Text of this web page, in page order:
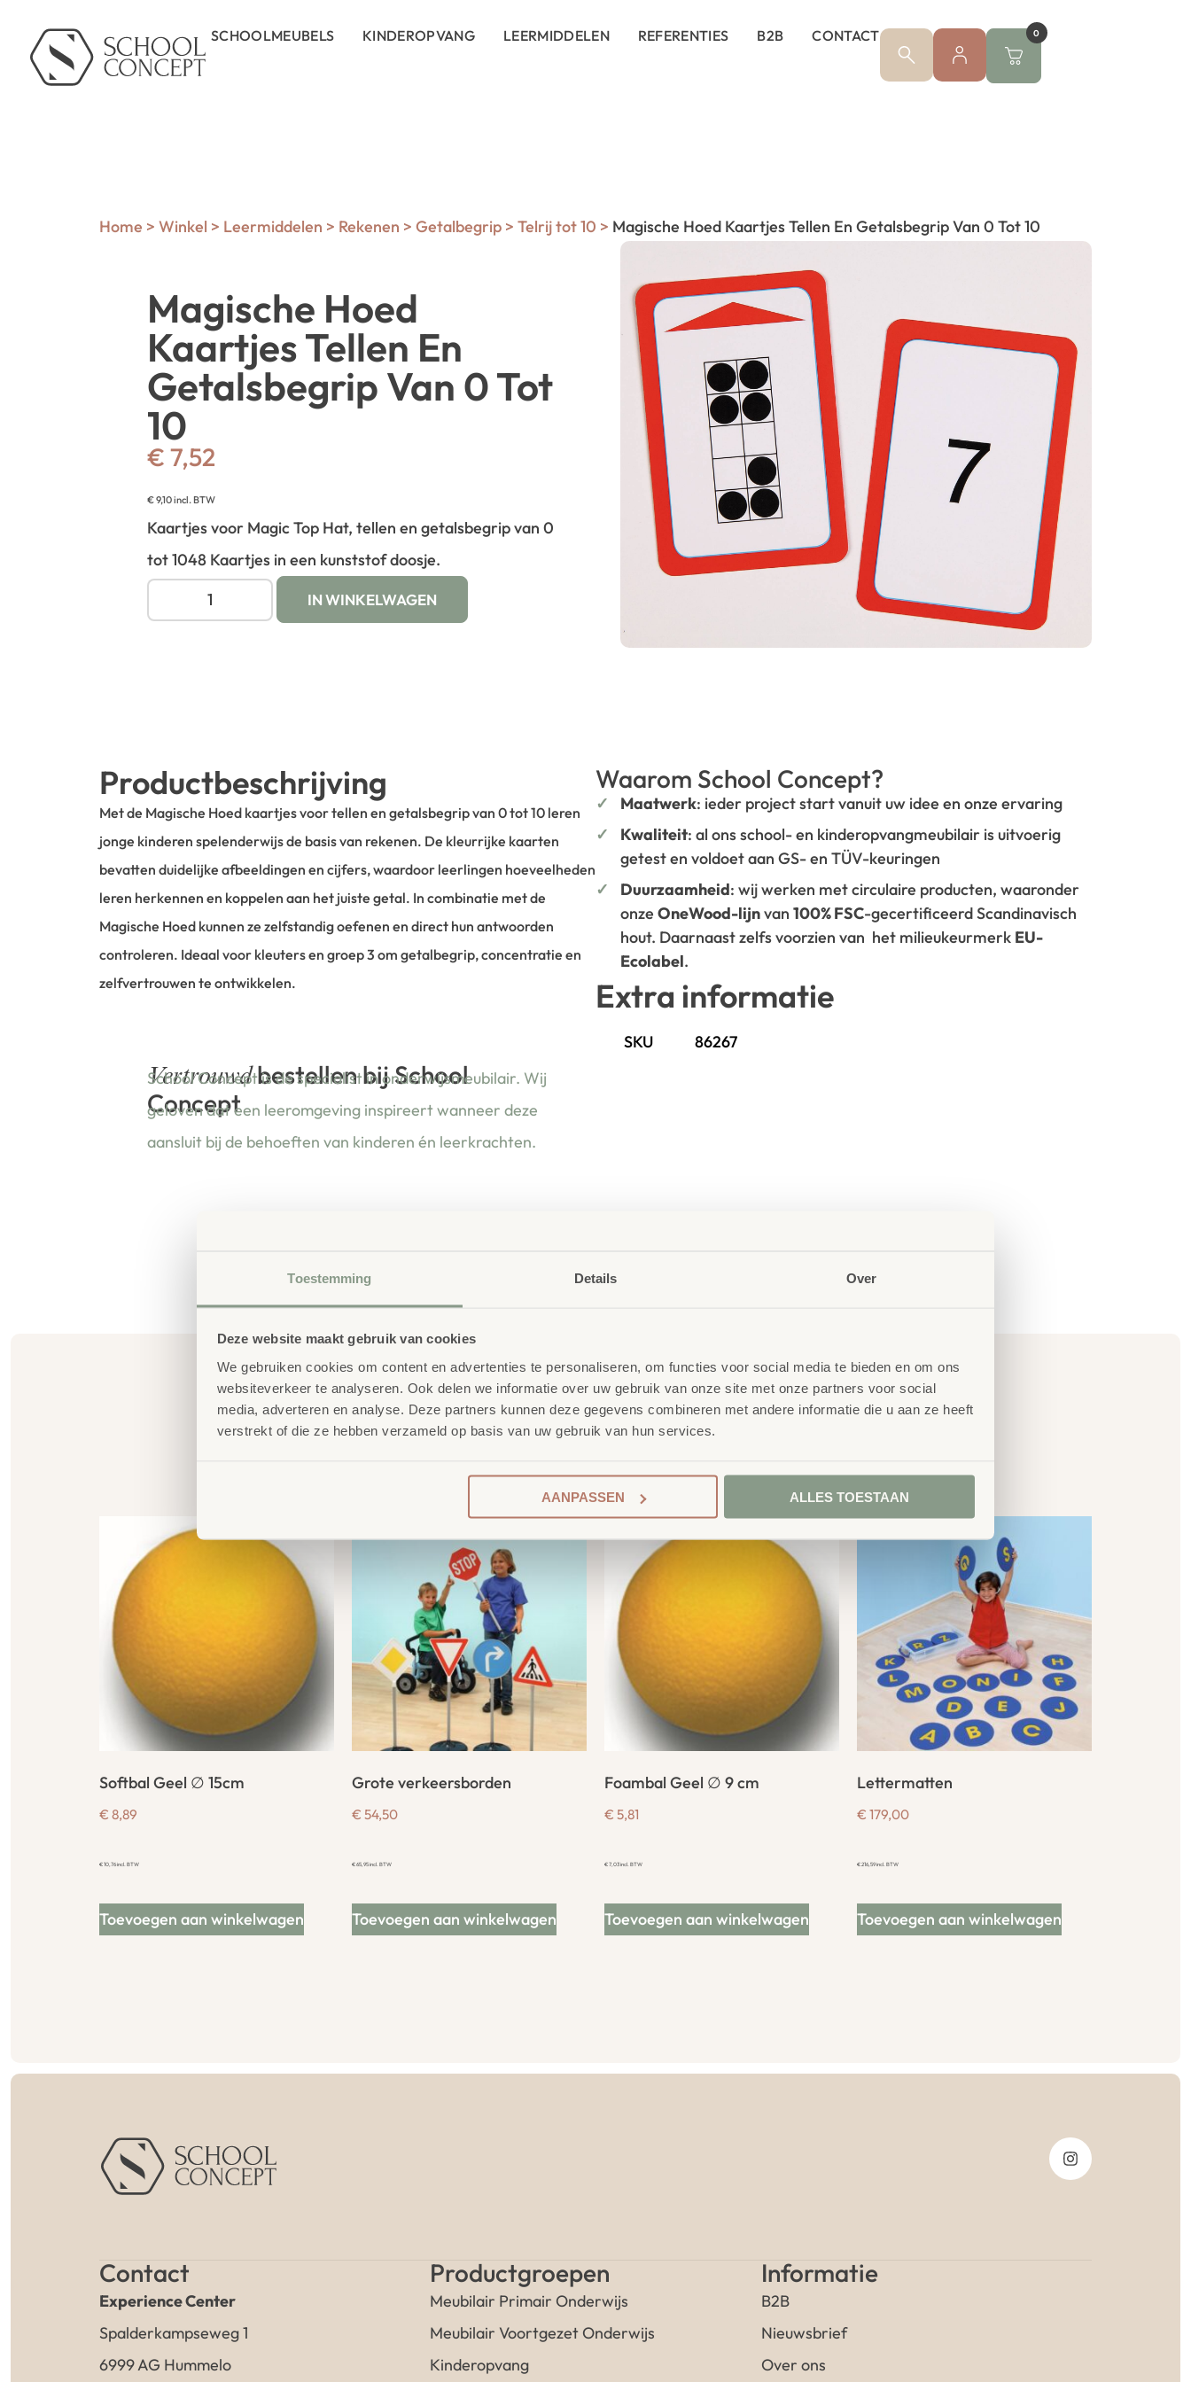
Toestemming Details Over
Deze website maakt gebruik van cookies
We gebruiken cookies om content en advertenties te personaliseren, om functies voor social media te bieden en om ons
websiteverkeer te analyseren. Ook delen we informatie over uw gebruik van onze site met onze partners voor social
media, adverteren en analyse. Deze partners kunnen deze gegevens combineren met andere informatie die u aan ze heeft
verstrekt of die ze hebben verzameld op basis van uw gebruik van hun services.
AANPASSEN ALLES TOESTAAN
SCHOOLMEUBELS KINDEROPVANG LEERMIDDELEN REFERENTIES B2B CONTACT 0
Home > Winkel > Leermiddelen > Rekenen > Getalbegrip > Telrij tot 10 > Magische Hoed Kaartjes Tellen En Getalsbegrip Van 0 Tot 10
Magische Hoed
Kaartjes Tellen En
Getalsbegrip Van 0 Tot
10
€ 7,52
€9,10incl. BTW
Kaartjes voor Magic Top Hat, tellen en getalsbegrip van 0
tot 1048 Kaartjes in een kunststof doosje.
IN WINKELWAGEN
Productbeschrijving
Met de Magische Hoed kaartjes voor tellen en getalsbegrip van 0 tot 10 leren
jonge kinderen spelenderwijs de basis van rekenen. De kleurrijke kaarten
bevatten duidelijke afbeeldingen en cijfers, waardoor leerlingen hoeveelheden
leren herkennen en koppelen aan het juiste getal. In combinatie met de
Magische Hoed kunnen ze zelfstandig oefenen en direct hun antwoorden
controleren. Ideaal voor kleuters en groep 3 om getalbegrip, concentratie en
zelfvertrouwen te ontwikkelen.
Vertrouwdbestellen bij School
Concept
School Concept is de specialist in onderwijsmeubilair. Wij
geloven dat een leeromgeving inspireert wanneer deze
aansluit bij de behoeften van kinderen én leerkrachten.
Waarom School Concept?
Maatwerk: ieder project start vanuit uw idee en onze ervaring
Kwaliteit: al ons school- en kinderopvangmeubilair is uitvoerig
getest en voldoet aan GS- en TÜV-keuringen
Duurzaamheid: wij werken met circulaire producten, waaronder
onze OneWood-lijnvan 100% FSC-gecertificeerd Scandinavisch
hout. Daarnaast zelfs voorzien van het milieukeurmerk EU-
Ecolabel.
Extra informatie
SKU 86267
Gerelateerdeproducten
Softbal Geel ∅ 15cm
€ 8,89
€10,76incl. BTW
Toevoegen aan winkelwagen
Grote verkeersborden
€ 54,50
€65,95incl. BTW
Toevoegen aan winkelwagen
Foambal Geel ∅ 9 cm
€ 5,81
€7,03incl. BTW
Toevoegen aan winkelwagen
Lettermatten
€ 179,00
€216,59incl. BTW
Toevoegen aan winkelwagen
Contact
Experience Center
Spalderkampseweg 1
6999 AG Hummelo
Productgroepen
Meubilair Primair Onderwijs
Meubilair Voortgezet Onderwijs
Kinderopvang
Informatie
B2B
Nieuwsbrief
Over ons